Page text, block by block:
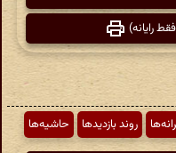
رایانه)
روند بازدیدها حاشیه‌ها